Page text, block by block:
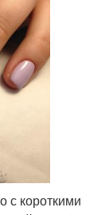
с короткими